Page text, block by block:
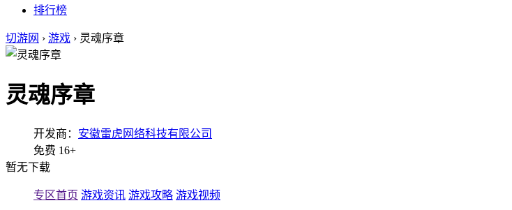
排行榜
切游网 › 游戏 › 灵魂序章
灵魂序章
开发商： 安徽雷虎网络科技有限公司
免费 16+
暂无下载
专区首页 游戏资讯 游戏攻略 游戏视频